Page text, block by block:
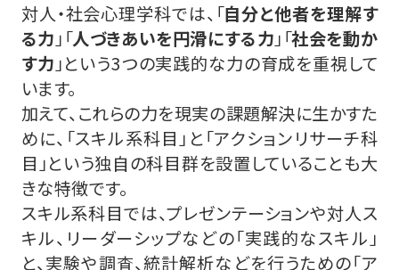
対人・社会心理学科では、「自分と他者を理解す
る力」「人づきあいを円滑にする力」「社会を動か
す力」という3つの実践的な力の育成を重視して
います。
加えて、これらの力を現実の課題解決に生かすた
めに、「スキル系科目」と「アクションリサーチ科
目」という独自の科目群を設置していることも大
きな特徴です。
スキル系科目では、プレゼンテーションや対人ス
キル、リーダーシップなどの「実践的なスキル」
と、実験や調査、統計解析などを行うための「ア